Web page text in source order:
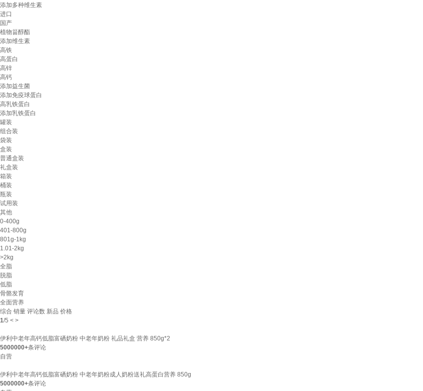
添加多种维生素
进口
国产
植物甾醇酯
添加维生素
高铁
高蛋白
高锌
高钙
添加益生菌
添加免疫球蛋白
高乳铁蛋白
添加乳铁蛋白
罐装
组合装
袋装
盒装
普通盒装
礼盒装
箱装
桶装
瓶装
试用装
其他
0-400g
401-800g
801g-1kg
1.01-2kg
>2kg
全脂
脱脂
低脂
骨骼发育
全面营养
综合 销量 评论数 新品 价格
1/5 < >
伊利中老年高钙低脂富硒奶粉 中老年奶粉 礼品礼盒 营养 850g*2
5000000+条评论
自营
伊利中老年高钙低脂富硒奶粉 中老年奶粉成人奶粉送礼高蛋白营养 850g
5000000+条评论